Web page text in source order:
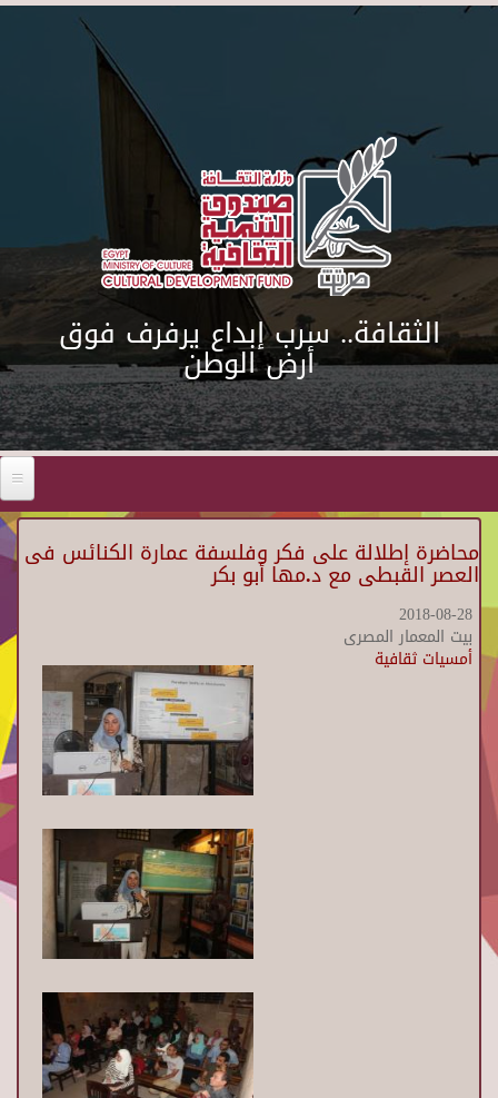
Skip to main content
الثقافة.. سرب إبداع يرفرف فوق
أرض الوطن
محاضرة إطلالة على فكر وفلسفة عمارة الكنائس فى
العصر القبطى مع د.مها أبو بكر
2018-08-28
بيت المعمار المصرى
أمسيات ثقافية